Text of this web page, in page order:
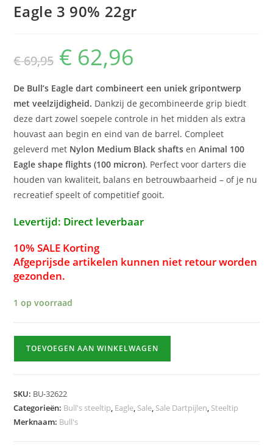
Eagle 3 90% 22gr
€69,95
Oorspronkelijke
prijs
was:
€ 62,96
De Bull’s Eagle dart combineert een uniek gripontwerp
met veelzijdigheid. Dankzij de gecombineerde grip biedt
deze dart zowel soepele controle in het midden als extra
houvast aan begin en eind van de barrel. Compleet
geleverd met Nylon Medium Black shafts enAnimal 100
Eagle shape flights (100 micron). Perfect voor darters die
houden van kwaliteit, balans en betrouwbaarheid – of je nu
recreatief speelt of competitief gooit.
Levertijd: Direct leverbaar
10% SALE Korting
Afgeprijsde artikelen kunnen niet retour worden
gezonden.
1 op voorraad
hoeveelheid
TOEVOEGEN AAN WINKELWAGEN
SKU: BU-32622
Categorieën: Bull's steeltip Eagle Sale Sale Dartpijlen Steeltip
Merknaam: Bull's